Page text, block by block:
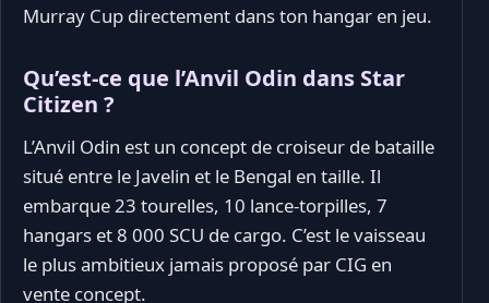
Murray Cup directement dans ton hangar en jeu.
Qu’est-ce que l’Anvil Odin dans Star
Citizen ?
L’Anvil Odin est un concept de croiseur de bataille
situé entre le Javelin et le Bengal en taille. Il
embarque 23 tourelles, 10 lance-torpilles, 7
hangars et 8 000 SCU de cargo. C’est le vaisseau
le plus ambitieux jamais proposé par CIG en
vente concept.